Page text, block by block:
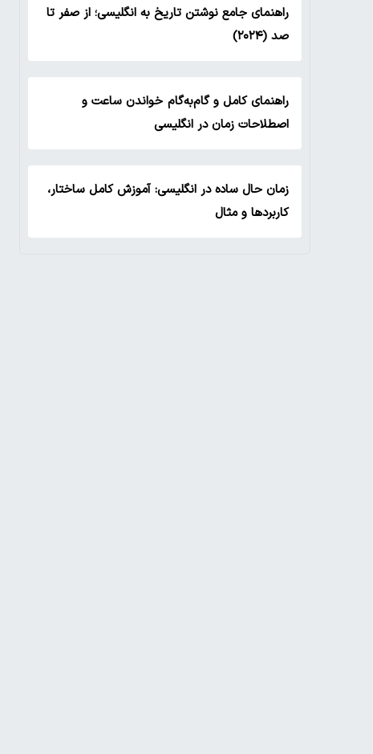
راهنمای جامع نوشتن تاریخ به انگلیسی؛ از صفر تا
صد (۲۰۲۴)
راهنمای کامل و گام‌به‌گام خواندن ساعت و
اصطلاحات زمان در انگلیسی
زمان حال ساده در انگلیسی: آموزش کامل ساختار،
کاربردها و مثال